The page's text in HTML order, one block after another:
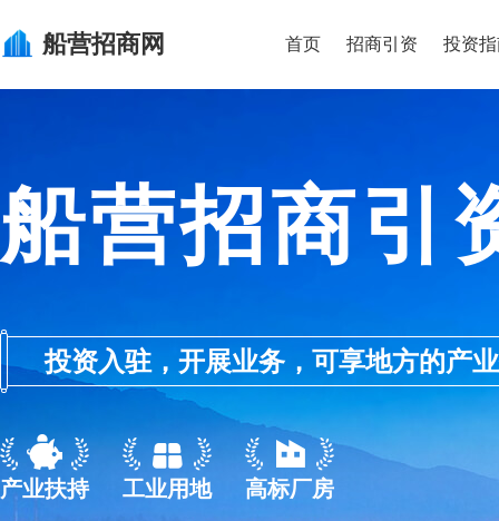
船营招商网 首页 招商引资 投资
船营招商引
投资入驻，开展业务，可享地方的产
产业扶持 工业用地 高标厂房